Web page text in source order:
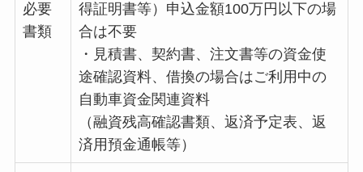
必要
書類
得証明書等）申込金額100万円以下の場
合は不要
・見積書、契約書、注文書等の資金使
途確認資料、借換の場合はご利用中の
自動車資金関連資料
（融資残高確認書類、返済予定表、返
済用預金通帳等）